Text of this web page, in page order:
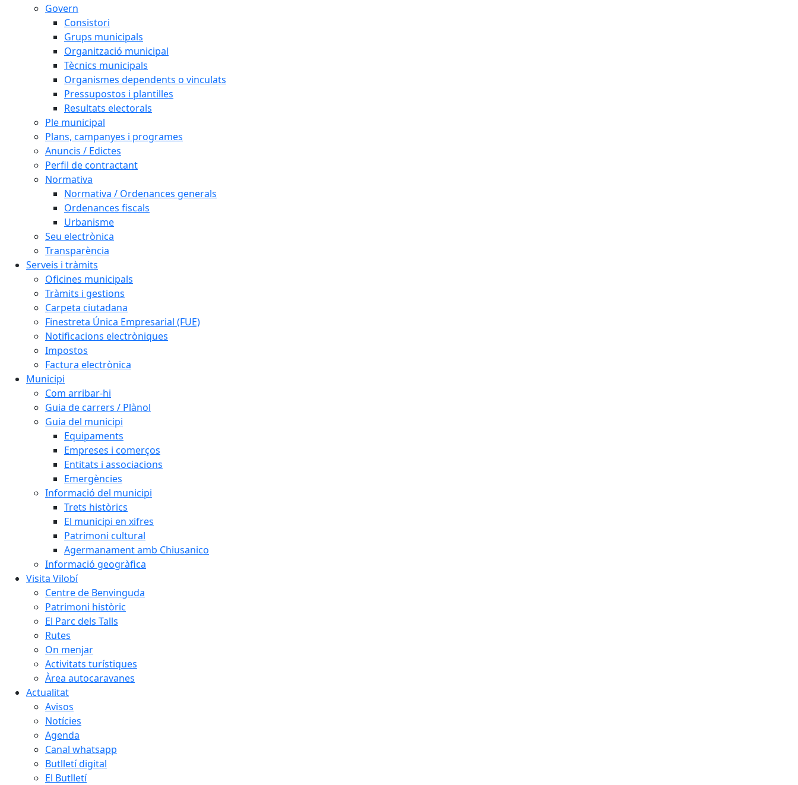
Govern
Consistori
Grups municipals
Organització municipal
Tècnics municipals
Organismes dependents o vinculats
Pressupostos i plantilles
Resultats electorals
Ple municipal
Plans, campanyes i programes
Anuncis / Edictes
Perfil de contractant
Normativa
Normativa / Ordenances generals
Ordenances fiscals
Urbanisme
Seu electrònica
Transparència
Serveis i tràmits
Oficines municipals
Tràmits i gestions
Carpeta ciutadana
Finestreta Única Empresarial (FUE)
Notificacions electròniques
Impostos
Factura electrònica
Municipi
Com arribar-hi
Guia de carrers / Plànol
Guia del municipi
Equipaments
Empreses i comerços
Entitats i associacions
Emergències
Informació del municipi
Trets històrics
El municipi en xifres
Patrimoni cultural
Agermanament amb Chiusanico
Informació geogràfica
Visita Vilobí
Centre de Benvinguda
Patrimoni històric
El Parc dels Talls
Rutes
On menjar
Activitats turístiques
Àrea autocaravanes
Actualitat
Avisos
Notícies
Agenda
Canal whatsapp
Butlletí digital
El Butlletí